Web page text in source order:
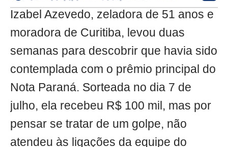
Izabel Azevedo, zeladora de 51 anos e
moradora de Curitiba, levou duas
semanas para descobrir que havia sido
contemplada com o prêmio principal do
Nota Paraná. Sorteada no dia 7 de
julho, ela recebeu R$ 100 mil, mas por
pensar se tratar de um golpe, não
atendeu às ligações da equipe do